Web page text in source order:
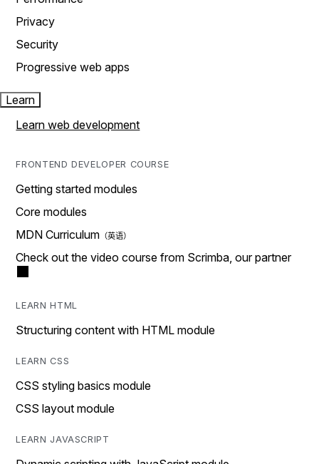
Privacy
Security
Progressive web apps
Learn
Learn web development
FRONTEND DEVELOPER COURSE
Getting started modules
Core modules
MDN Curriculum
Check out the video course from Scrimba, our partner
LEARN HTML
Structuring content with HTML module
LEARN CSS
CSS styling basics module
CSS layout module
LEARN JAVASCRIPT